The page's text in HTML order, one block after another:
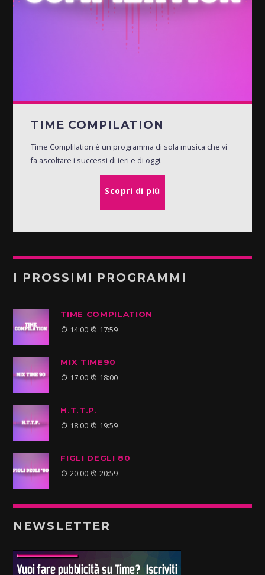
TIME COMPILATION
Time Complilation è un programma di sola musica che vi
fa ascoltare i successi di ieri e di oggi.
Scopri di più
I PROSSIMI PROGRAMMI
TIME COMPILATION
14:00 17:59
MIX TIME90
17:00 18:00
H.T.T.P.
18:00 19:59
FIGLI DEGLI 80
20:00 20:59
NEWSLETTER